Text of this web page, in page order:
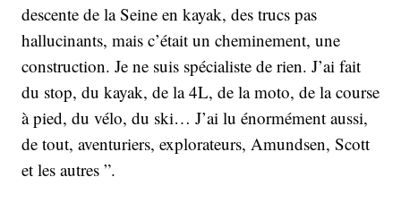
descente de la Seine en kayak, des trucs pas
hallucinants, mais c’était un cheminement, une
construction. Je ne suis spécialiste de rien. J’ai fait
du stop, du kayak, de la 4L, de la moto, de la course
à pied, du vélo, du ski… J’ai lu énormément aussi,
de tout, aventuriers, explorateurs, Amundsen, Scott
et les autres ”.